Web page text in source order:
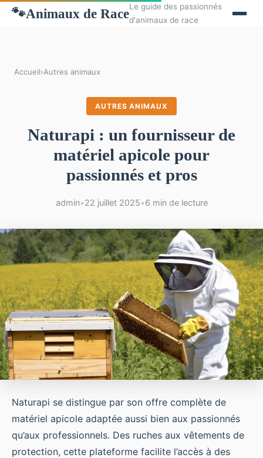
🐾Animaux de RaceLe guide des passionnés
d'animaux de race
Accueil›Autres animaux
AUTRES ANIMAUX
Naturapi : un fournisseur de
matériel apicole pour
passionnés et pros
admin•22 juillet 2025•6 min de lecture
Naturapi se distingue par son offre complète de
matériel apicole adaptée aussi bien aux passionnés
qu’aux professionnels. Des ruches aux vêtements de
protection, cette plateforme facilite l’accès à des